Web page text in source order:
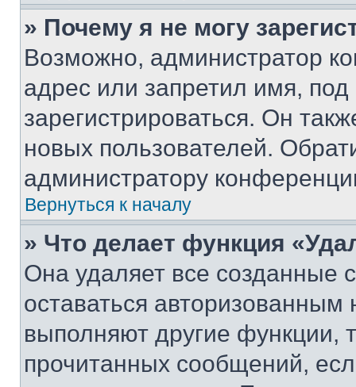
» Почему я не могу
Возможно, администратор
адрес или запретил имя,
зарегистрироваться. Он
новых пользователей.
администратору
Вернуться к началу
» Что делает функция
Она удаляет все созданные
оставаться
выполняют другие функции,
прочитанных сообщений,